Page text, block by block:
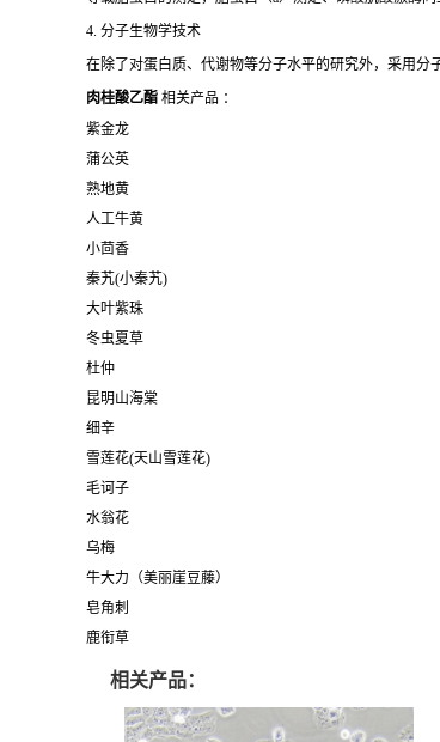
4. 分子生物学技术
在除了对蛋白质、代谢物等分子水平的研究外，采用分
肉桂酸乙酯 相关产品 ：
紫金龙
蒲公英
熟地黄
人工牛黄
小茴香
秦艽(小秦艽)
大叶紫珠
冬虫夏草
杜仲
昆明山海棠
细辛
雪莲花(天山雪莲花)
毛诃子
水翁花
乌梅
牛大力（美丽崖豆藤）
皂角刺
鹿衔草
相关产品：